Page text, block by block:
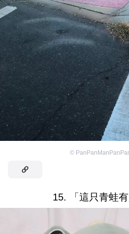
©
15. 「這只青蛙有